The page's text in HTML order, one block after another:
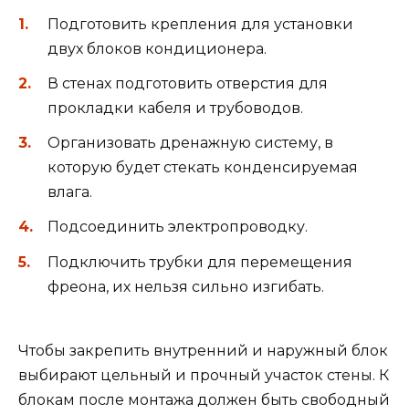
Подготовить крепления для установки
двух блоков кондиционера.
В стенах подготовить отверстия для
прокладки кабеля и трубоводов.
Организовать дренажную систему, в
которую будет стекать конденсируемая
влага.
Подсоединить электропроводку.
Подключить трубки для перемещения
фреона, их нельзя сильно изгибать.
Чтобы закрепить внутренний и наружный блок
выбирают цельный и прочный участок стены. К
блокам после монтажа должен быть свободный